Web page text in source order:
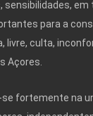
sensibilidades, em
para a
livre, culta,
Açores.
se fortemente na